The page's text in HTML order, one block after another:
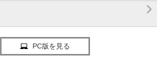

PC版を見る